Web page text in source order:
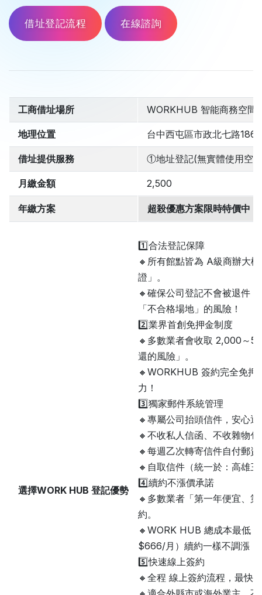
借址登記流程 在線諮詢
工商借址場所 WORKHUB 智能商務空間
地理位置 台中西屯區市政北七路186
借址提供服務 ①地址登記(無實體使用空
月繳金額 2,500
年繳方案 超殺優惠方案限時特價中
選擇WORK HUB 登記優勢
1️⃣合法登記保障
🔸所有館點皆為 A級商辦大
證」 。
🔸確保公司登記不會被退件
「不合格場地」的風險！
2️⃣業界首創免押金制度
🔸多數業者會收取 2,000～
還的風險」 。
🔸WORKHUB 簽約完全免押
力！
3️⃣獨家郵件系統管理
🔸專屬公司抬頭信件，安心
🔸不收私人信函、不收雜物包
🔸每週乙次轉寄信件自付郵資
🔸自取信件（統一於：高雄
4️⃣續約不漲價承諾
🔸多數業者「第一年便宜、
約。
🔸WORK HUB 總成本最低
$666/月）續約一樣不調漲，
5️⃣快速線上簽約
🔸全程 線上簽約流程，最快